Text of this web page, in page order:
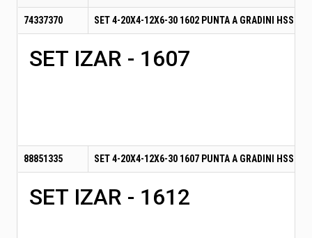
74337370 SET 4-20X4-12X6-30 1602 PUNTA A GRADINI HSS
SET IZAR - 1607
88851335 SET 4-20X4-12X6-30 1607 PUNTA A GRADINI HSS
SET IZAR - 1612